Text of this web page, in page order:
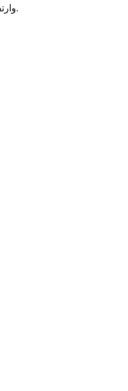
وارتفعت الأصوات المطالبة بكشف هوية صاحب الورقة المسيئة للرسول صلى الله عليه وسلم، والتي تضمنتها ورقة إجابة في امتحان الباكلوريا.